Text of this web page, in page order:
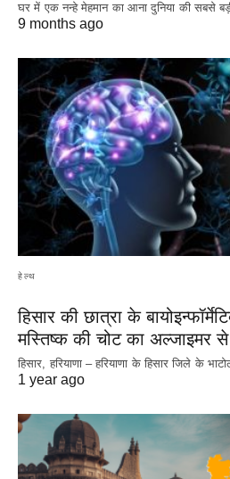
घर में एक नन्हे मेहमान का आना दुनिया की सबसे
9 months ago
हेल्थ
हिसार की छात्रा के
मस्तिष्क की चोट का अल्जाइमर
हिसार, हरियाणा – हरियाणा के हिसार जिले के
1 year ago